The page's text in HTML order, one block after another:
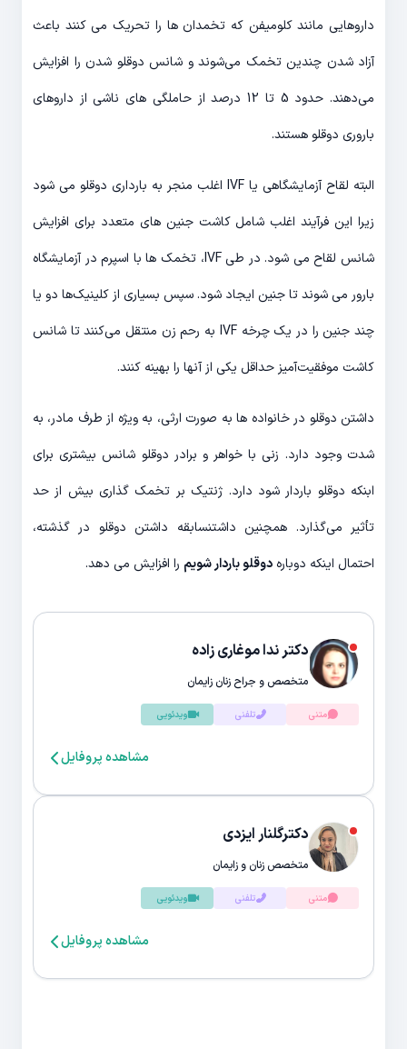
داروهایی مانند کلومیفن که تخمدان ها را تحریک می کنند باعث
آزاد شدن چندین تخمک می‌شوند و شانس دوقلو شدن را افزایش
می‌دهند. حدود 5 تا 12 درصد از حاملگی های ناشی از داروهای
باروری دوقلو هستند.
البته لقاح آزمایشگاهی یا IVF اغلب منجر به بارداری دوقلو می شود
زیرا این فرآیند اغلب شامل کاشت جنین های متعدد برای افزایش
شانس لقاح می شود. در طی IVF، تخمک ها با اسپرم در آزمایشگاه
بارور می شوند تا جنین ایجاد شود. سپس بسیاری از کلینیک‌ها دو یا
چند جنین را در یک چرخه IVF به رحم زن منتقل می‌کنند تا شانس
کاشت موفقیت‌آمیز حداقل یکی از آنها را بهینه کنند.
داشتن دوقلو در خانواده ها به صورت ارثی، به ویژه از طرف مادر، به
شدت وجود دارد. زنی با خواهر و برادر دوقلو شانس بیشتری برای
ابنکه دوقلو باردار شود دارد. ژنتیک بر تخمک گذاری بیش از حد
تأثیر می‌گذارد. همچنین داشتنسابقه داشتن دوقلو در گذشته،
احتمال اینکه دوباره دوقلو باردار شویم را افزایش می دهد.
دکتر ندا موغاری زاده
متخصص و جراح زنان زایمان
متنی تلفنی ویدئویی
مشاهده پروفایل
دکترگلنار ایزدی
متخصص زنان و زایمان
متنی تلفنی ویدئویی
مشاهده پروفایل